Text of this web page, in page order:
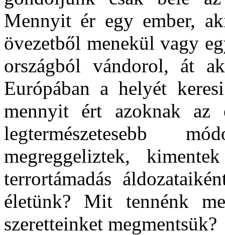
Mennyit ér egy ember,
övezetből menekül vagy
országból vándorol, át
Európában a helyét
mennyit ért azoknak
legtermészetesebb
megreggeliztek,
terrortámadás
életünk? Mit tennénk
szeretteinket megmentsük?